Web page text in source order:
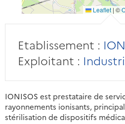
Leaflet | ©
Etablissement :
Exploitant :
IONISOS est prestataire de
rayonnements ionisants,
stérilisation de dispositifs